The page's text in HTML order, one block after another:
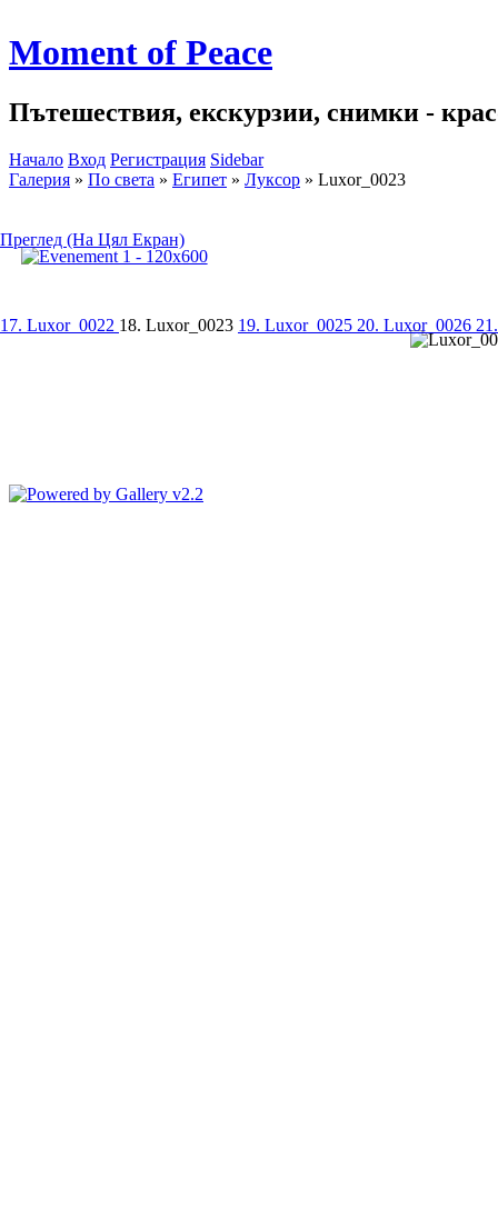
Moment of Peace
Пътешествия, екскурзии, снимки -
Начало Вход Регистрация Sidebar
Галерия » По света » Египет » Луксор » Luxor_0023
Преглед (На Цял Екран)
17. Luxor_0022 18. Luxor_0023 19. Luxor_0025 20. Luxor_0026